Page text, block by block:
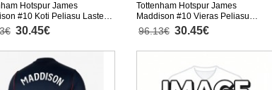
Hotspur James
#10 Koti Peliasu Lasten
Lyhythihainen (+ Lyhyet
30.45€
Tottenham Hotspur James
Maddison #10 Vieras Peliasu
Lasten 2026-27 Lyhythihainen (+
Lyhyet housut)
96.13€ 30.45€